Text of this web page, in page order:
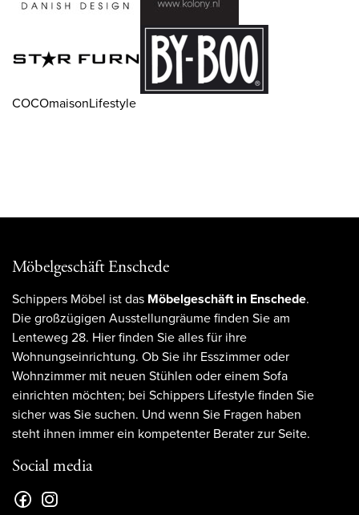
COCOmaisonLifestyle
Möbelgeschäft Enschede
Schippers Möbel ist das Möbelgeschäft in Enschede.
Die großzügigen Ausstellungräume finden Sie am
Lenteweg 28. Hier finden Sie alles für ihre
Wohnungseinrichtung. Ob Sie ihr Esszimmer oder
Wohnzimmer mit neuen Stühlen oder einem Sofa
einrichten möchten; bei Schippers Lifestyle finden Sie
sicher was Sie suchen. Und wenn Sie Fragen haben
steht ihnen immer ein kompetenter Berater zur Seite.
Social media